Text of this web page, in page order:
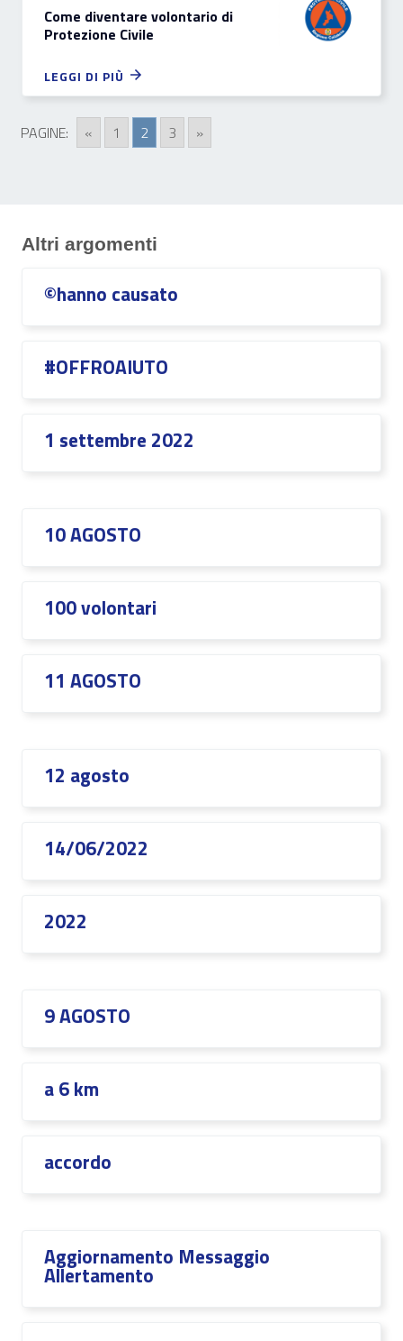
Come diventare volontario di
Protezione Civile
LEGGI DI PIÙ
PAGINE: « 1 2 3 »
Altri argomenti
©hanno causato
#OFFROAIUTO
1 settembre 2022
10 AGOSTO
100 volontari
11 AGOSTO
12 agosto
14/06/2022
2022
9 AGOSTO
a 6 km
accordo
Aggiornamento Messaggio
Allertamento